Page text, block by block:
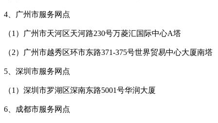
4、广州市服务网点
（1）广州市天河区天河路230号万菱汇国际中心A塔
（2）广州市越秀区环市东路371-375号世界贸易中心大厦南塔
5、深圳市服务网点
（1）深圳市罗湖区深南东路5001号华润大厦
6、成都市服务网点